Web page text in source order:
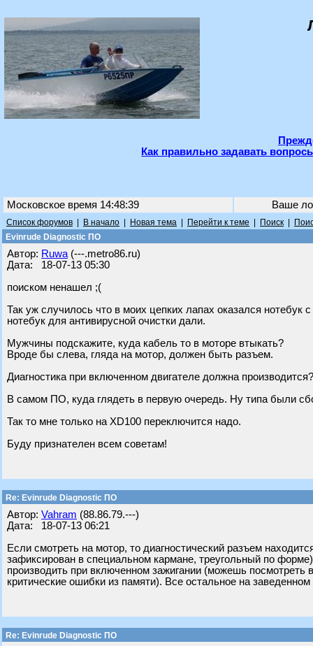
Как правильно задавать
Московское время 14:48:39 Ваше
Список форумов В начало Новая тема Перейти к теме Поиск
Evinrude Diagnostic ПО
Автор: Ruwa (---.metro86.ru)
Дата: 18-07-13 05:30
поиском ненашел ;(
Так уж случилось что в моих цепких лапах оказался нотебук
нотебук для антивирусной очистки дали.
Мужчины подскажите, куда кабель то в моторе втыкать?
Вроде бы слева, гляда на мотор, должен быть разъем.
Диагностика при включенном двигателе должна производится?
В самом ПО, куда глядеть в первую очередь. Ну типа были
Так то мне только на XD100 переключится надо.
Буду признателен всем советам!
Re: Evinrude Diagnostic ПО
Автор: Vahram (88.86.79.---)
Дата: 18-07-13 06:21
Если смотреть на мотор, то диагностический разъем
зафиксирован в специальном кармане, треугольный по
производить при включенном зажигании (можешь
критические ошибки из памяти). Все остальное на
Re: Evinrude Diagnostic ПО